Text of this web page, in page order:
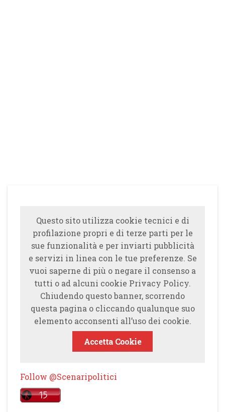
Questo sito utilizza cookie tecnici e di
profilazione propri e di terze parti per le
sue funzionalità e per inviarti pubblicità
e servizi in linea con le tue preferenze. Se
vuoi saperne di più o negare il consenso a
tutti o ad alcuni cookie Privacy Policy.
Chiudendo questo banner, scorrendo
questa pagina o cliccando qualunque suo
elemento acconsenti all’uso dei cookie.
Accetta Cookie
Follow @Scenaripolitici